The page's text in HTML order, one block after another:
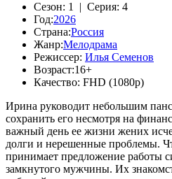
Сезон: 1 | Серия: 4
Год:2026
Страна:Россия
Жанр:Мелодрама
Режиссер: Илья Семенов
Возраст:16+
Качество: FHD (1080p)
Ирина руководит небольшим
сохранить его несмотря на
важный день ее жизни жених
долги и нерешенные проблемы.
принимает предложение работы
замкнутого мужчины. Их